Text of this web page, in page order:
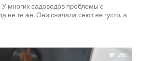
У многих садоводов проблемы с
не те же. Они сначала сеют ее густо, а
280